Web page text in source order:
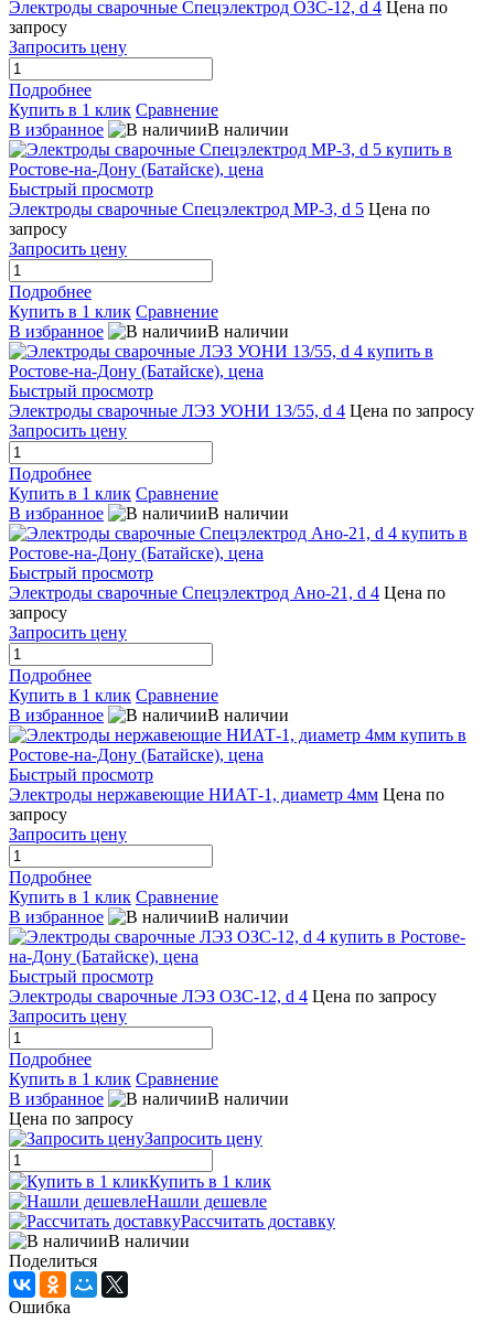
Электроды сварочные Спецэлектрод ОЗС-12, d 4 Цена по
запросу
Запросить цену
Подробнее
Купить в 1 клик Сравнение
В избранное
В наличии
Быстрый просмотр
Электроды сварочные Спецэлектрод МР-3, d 5 Цена по
запросу
Запросить цену
Подробнее
Купить в 1 клик Сравнение
В избранное
В наличии
Быстрый просмотр
Электроды сварочные ЛЭЗ УОНИ 13/55, d 4 Цена по запросу
Запросить цену
Подробнее
Купить в 1 клик Сравнение
В избранное
В наличии
Быстрый просмотр
Электроды сварочные Спецэлектрод Ано-21, d 4 Цена по
запросу
Запросить цену
Подробнее
Купить в 1 клик Сравнение
В избранное
В наличии
Быстрый просмотр
Электроды нержавеющие НИАТ-1, диаметр 4мм Цена по
запросу
Запросить цену
Подробнее
Купить в 1 клик Сравнение
В избранное
В наличии
Быстрый просмотр
Электроды сварочные ЛЭЗ ОЗС-12, d 4 Цена по запросу
Запросить цену
Подробнее
Купить в 1 клик Сравнение
В избранное
В наличии
Цена по запросу
Запросить цену
Купить в 1 клик
Нашли дешевле
Рассчитать доставку
В наличии
Поделиться
Ошибка